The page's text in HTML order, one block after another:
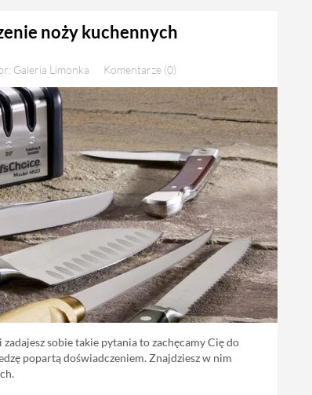
noży kuchennych
Galeria Limonka Komentarze (0)
zadajesz sobie takie pytania to zachęcamy Cię do
popartą doświadczeniem. Znajdziesz w nim